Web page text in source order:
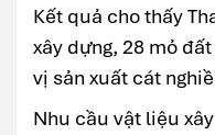
Kết quả cho thấy
xây dựng, 28 mỏ
vị sản xuất cát
Nhu cầu vật liệu